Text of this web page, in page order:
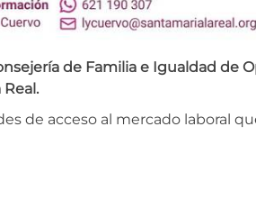
de Familia e Igualdad de
de acceso al mercado laboral